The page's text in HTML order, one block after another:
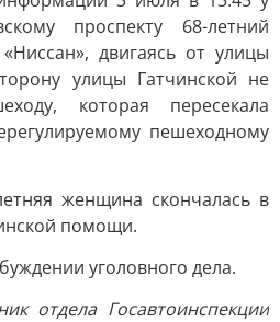
проспекту 68-летний
двигаясь от улицы
улицы Гатчинской не
которая пересекала
пешеходному
женщина скончалась в
помощи.
уголовного дела.
отдела Госавтоинспекции